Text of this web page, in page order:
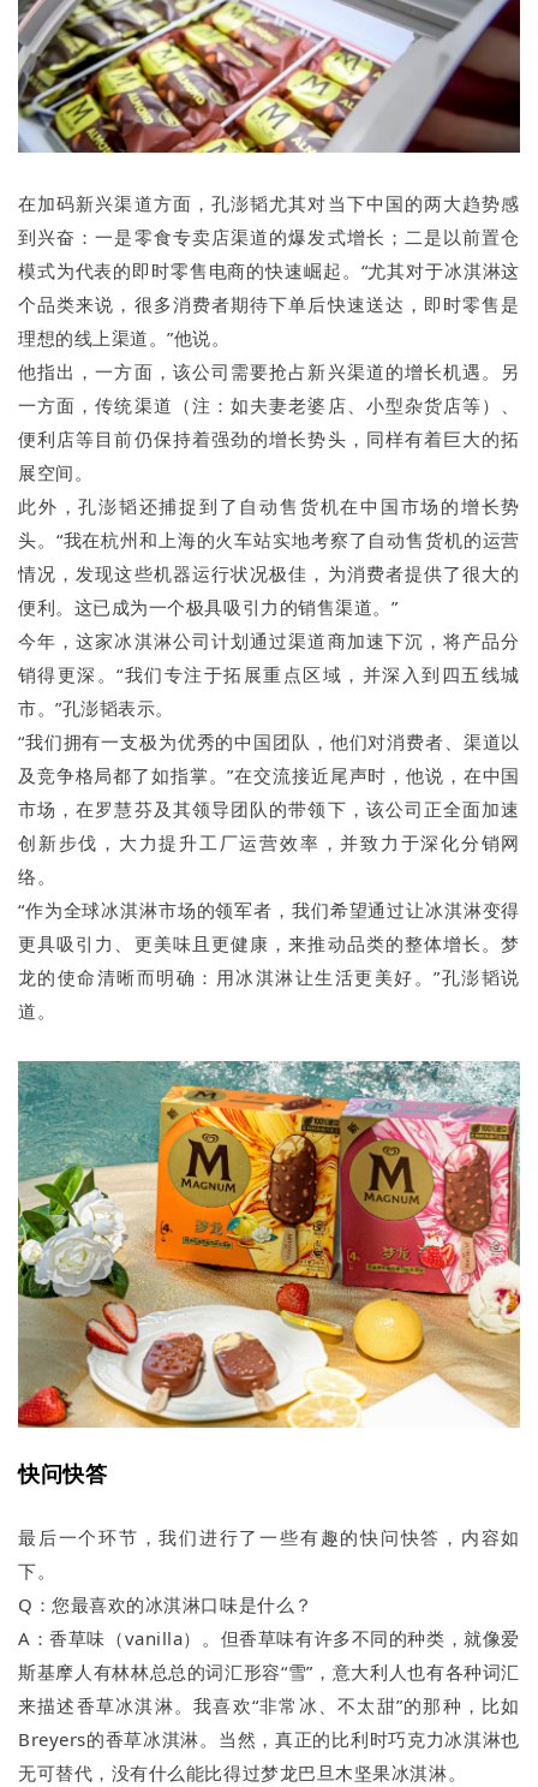
在加码新兴渠道方面，孔澎韬尤其对当下中国的两大趋势感
到兴奋：一是零食专卖店渠道的爆发式增长；二是以前置仓
模式为代表的即时零售电商的快速崛起。“尤其对于冰淇淋这
个品类来说，很多消费者期待下单后快速送达，即时零售是
理想的线上渠道。”他说。
他指出，一方面，该公司需要抢占新兴渠道的增长机遇。另
一方面，传统渠道（注：如夫妻老婆店、小型杂货店等）、
便利店等目前仍保持着强劲的增长势头，同样有着巨大的拓
展空间。
此外，孔澎韬还捕捉到了自动售货机在中国市场的增长势
头。“我在杭州和上海的火车站实地考察了自动售货机的运营
情况，发现这些机器运行状况极佳，为消费者提供了很大的
便利。这已成为一个极具吸引力的销售渠道。”
今年，这家冰淇淋公司计划通过渠道商加速下沉，将产品分
销得更深。“我们专注于拓展重点区域，并深入到四五线城
市。”孔澎韬表示。
“我们拥有一支极为优秀的中国团队，他们对消费者、渠道以
及竞争格局都了如指掌。”在交流接近尾声时，他说，在中国
市场，在罗慧芬及其领导团队的带领下，该公司正全面加速
创新步伐，大力提升工厂运营效率，并致力于深化分销网
络。
“作为全球冰淇淋市场的领军者，我们希望通过让冰淇淋变得
更具吸引力、更美味且更健康，来推动品类的整体增长。梦
龙的使命清晰而明确：用冰淇淋让生活更美好。”孔澎韬说
道。
快问快答
最后一个环节，我们进行了一些有趣的快问快答，内容如
下。
Q：您最喜欢的冰淇淋口味是什么？
A：香草味（vanilla）。但香草味有许多不同的种类，就像爱
斯基摩人有林林总总的词汇形容“雪”，意大利人也有各种词汇
来描述香草冰淇淋。我喜欢“非常冰、不太甜”的那种，比如
Breyers的香草冰淇淋。当然，真正的比利时巧克力冰淇淋也
无可替代，没有什么能比得过梦龙巴旦木坚果冰淇淋。